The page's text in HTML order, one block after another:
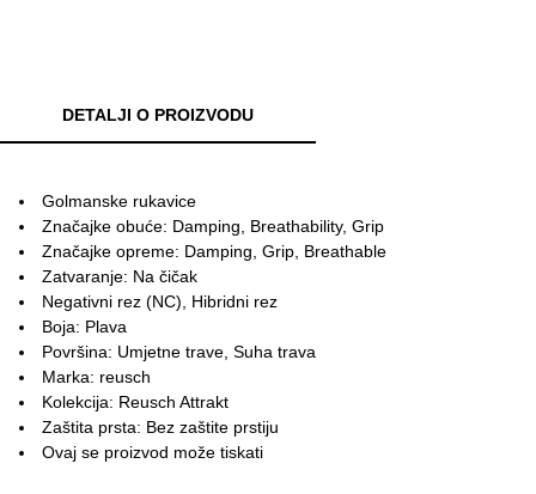
DETALJI O PROIZVODU
Golmanske rukavice
Značajke obuće: Damping, Breathability, Grip
Značajke opreme: Damping, Grip, Breathable
Zatvaranje: Na čičak
Negativni rez (NC), Hibridni rez
Boja: Plava
Površina: Umjetne trave, Suha trava
Marka: reusch
Kolekcija: Reusch Attrakt
Zaštita prsta: Bez zaštite prstiju
Ovaj se proizvod može tiskati